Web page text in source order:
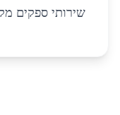
שירותי ספקים